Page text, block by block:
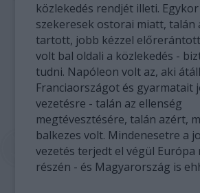
közlekedés rendjét illeti.
szekeresek ostorai miatt, talán
tartott, jobb kézzel
volt bal oldali a közlekedés -
tudni. Napóleon volt az, aki
Franciaországot és gyarmatait
vezetésre - talán az ellenség
megtévesztésére, talán azért,
balkezes volt. Mindenesetre a
vezetés terjedt el végül Európa
részén - és Magyarország is